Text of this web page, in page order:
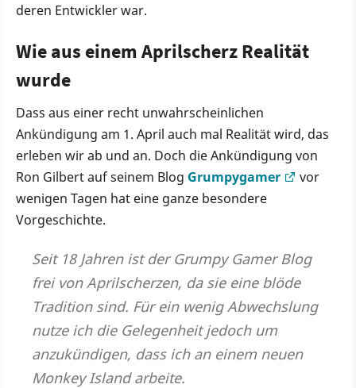
deren Entwickler war.
Wie aus einem Aprilscherz Realität
wurde
Dass aus einer recht unwahrscheinlichen
Ankündigung am 1. April auch mal Realität wird, das
erleben wir ab und an. Doch die Ankündigung von
Ron Gilbert auf seinem Blog Grumpygamer
vor
wenigen Tagen hat eine ganze besondere
Vorgeschichte.
Seit 18 Jahren ist der Grumpy Gamer Blog
frei von Aprilscherzen, da sie eine blöde
Tradition sind. Für ein wenig Abwechslung
nutze ich die Gelegenheit jedoch um
anzukündigen, dass ich an einem neuen
Monkey Island arbeite.